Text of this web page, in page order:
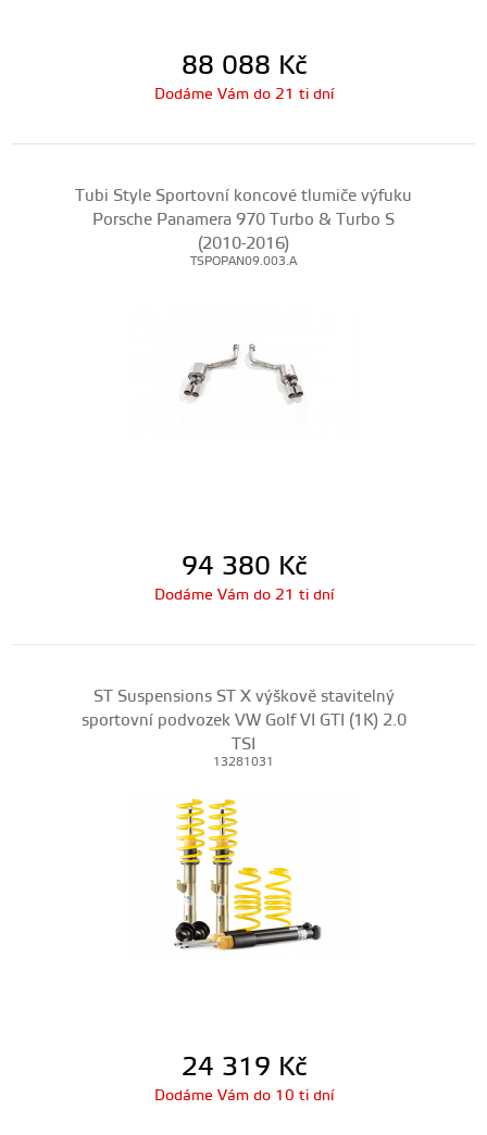
88 088 Kč
Dodáme Vám do 21 ti dní
Tubi Style Sportovní koncové tlumiče výfuku
Porsche Panamera 970 Turbo & Turbo S
(2010-2016)
TSPOPAN09.003.A
94 380 Kč
Dodáme Vám do 21 ti dní
ST Suspensions ST X výškově stavitelný
sportovní podvozek VW Golf VI GTI (1K) 2.0
TSI
13281031
24 319 Kč
Dodáme Vám do 10 ti dní